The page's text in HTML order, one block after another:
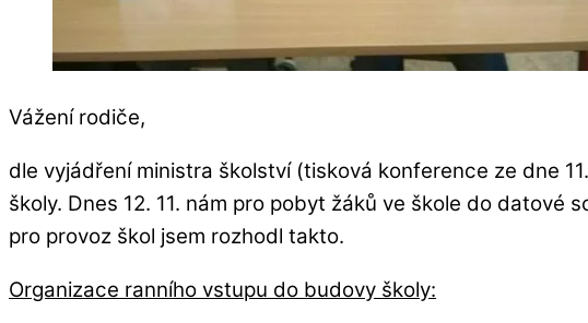
Vážení rodiče,
dle vyjádření ministra školství (tisková konference ze dne
školy. Dnes 12. 11. nám pro pobyt žáků ve škole do
pro provoz škol jsem rozhodl takto.
Organizace ranního vstupu do budovy školy: